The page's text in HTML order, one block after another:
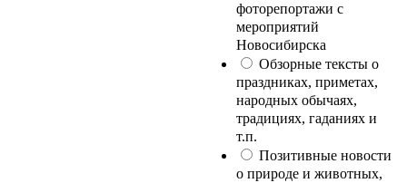
фоторепортажи с
мероприятий
Новосибирска
Обзорные тексты о
праздниках, приметах,
народных обычаях,
традициях, гаданиях и
т.п.
Позитивные новости
о природе и животных,